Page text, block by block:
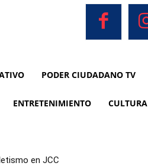
PODER CIUDADANO TV
ENTRETENIMIENTO CULTURA
en JCC